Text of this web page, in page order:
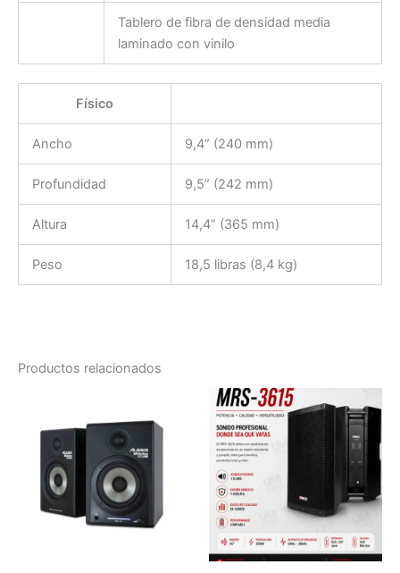
Tablero de fibra de densidad media
laminado con vinilo
Físico
Ancho 9,4” (240 mm)
Profundidad 9,5” (242 mm)
Altura 14,4” (365 mm)
Peso 18,5 libras (8,4 kg)
Productos relacionados